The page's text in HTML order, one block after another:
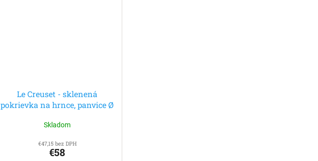
Le Creuset - sklenená
pokrievka na hrnce, panvice Ø
Skladom
€47,15 bez DPH
€58